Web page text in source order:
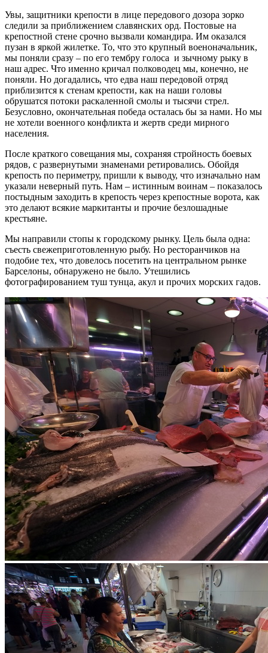
Увы, защитники крепости в лице передового дозора зорко
следили за приближением славянских орд. Постовые на
крепостной стене срочно вызвали командира. Им оказался
пузан в яркой жилетке. То, что это крупный военоначальник,
мы поняли сразу – по его тембру голоса и зычному рыку в
наш адрес. Что именно кричал полководец мы, конечно, не
поняли. Но догадались, что едва наш передовой отряд
приблизится к стенам крепости, как на наши головы
обрушатся потоки раскаленной смолы и тысячи стрел.
Безусловно, окончательная победа осталась бы за нами. Но мы
не хотели военного конфликта и жертв среди мирного
населения.
После краткого совещания мы, сохраняя стройность боевых
рядов, с развернутыми знаменами ретировались. Обойдя
крепость по периметру, пришли к выводу, что изначально нам
указали неверный путь. Нам – истинным воинам – показалось
постыдным заходить в крепость через крепостные ворота, как
это делают всякие маркитанты и прочие безлошадные
крестьяне.
Мы направили стопы к городскому рынку. Цель была одна:
съесть свежеприготовленную рыбу. Но ресторанчиков на
подобие тех, что довелось посетить на центральном рынке
Барселоны, обнаружено не было. Утешились
фотографированием туш тунца, акул и прочих морских гадов.